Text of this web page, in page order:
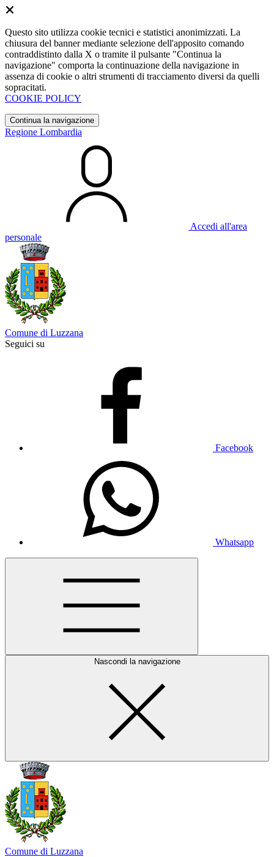
Questo sito utilizza cookie tecnici e statistici anonimizzati. La
chiusura del banner mediante selezione dell'apposito comando
contraddistinto dalla X o tramite il pulsante "Continua la
navigazione" comporta la continuazione della navigazione in
assenza di cookie o altri strumenti di tracciamento diversi da quelli
sopracitati.
COOKIE POLICY
Continua la navigazione
Regione Lombardia
Accedi all'area
personale
Comune di Luzzana
Seguici su
Facebook
Whatsapp
Nascondi la navigazione
Comune di Luzzana